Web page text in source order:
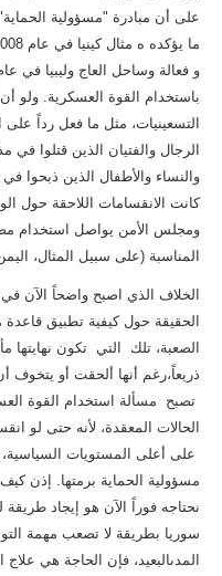
على أن مبادرة "مسؤولية
باستخدام القوة العسكرية. ولو
والنساء والأطفال الذين ذبحوا في
ومجلس الأمن يواصل استخدام
المناسبة (على سبيل المثال،
الخلاف الذي اصبح واضحاً الآن
الحقيقة حول كيفية تطبيق قاعدة
الصعبة، تلك التي تكون نهايتها
ذريعاً،رغم أنها ألحقت أو يتخوف
تصبح مسألة استخدام القوة
الحالات المعقدة، لأنه حتى لو
على أعلى المستويات
مسؤولية الحماية برمتها. إذن
نحتاجه فوراً الآن هو إيجاد طريقة
سوريا بطريقة لا تصعب مهمة
المدىالبعيد، فإن الحاجة هي